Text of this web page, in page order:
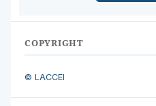
COPYRIGHT
© LACCEI